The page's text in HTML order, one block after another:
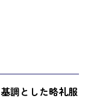
調とした略礼服